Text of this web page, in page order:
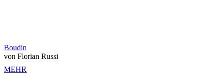
Boudin
von Florian Russi
MEHR